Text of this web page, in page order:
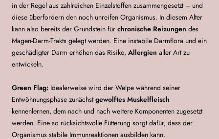
in der Regel aus zahlreichen Einzelstoffen zusammengesetzt – und
diese überfordern den noch unreifen Organismus. In diesem Alter
kann also bereits der Grundstein für chronische Reizungen des
Magen-Darm-Trakts gelegt werden. Eine instabile Darmflora und ein
geschädigter Darm erhöhen das Risiko, Allergien aller Art zu
entwickeln.
Green Flag: Idealerweise wird der Welpe während seiner
Entwöhnungsphase zunächstgewolftes Muskelfleisch
kennenlernen, dem nach und nach weitere Komponenten zugesetzt
werden. Eine so rücksichtsvolle Fütterung sorgt dafür, dass der
Organismus stabile Immunreaktionen ausbilden kann.